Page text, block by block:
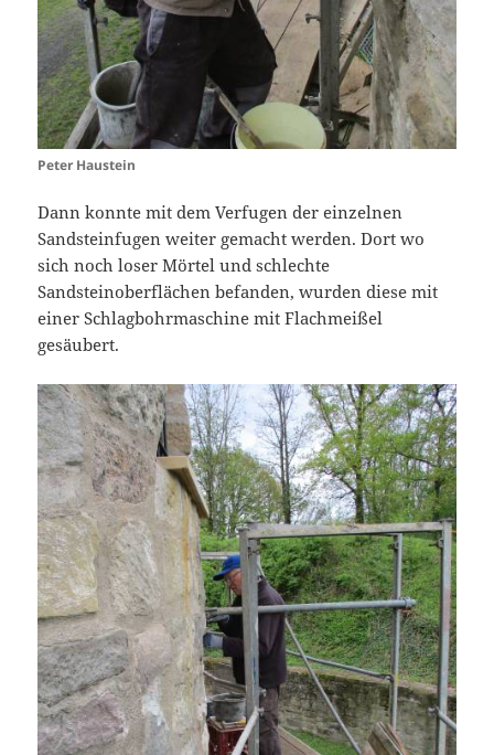
Peter Haustein
Dann konnte mit dem Verfugen der einzelnen
Sandsteinfugen weiter gemacht werden. Dort wo
sich noch loser Mörtel und schlechte
Sandsteinoberflächen befanden, wurden diese mit
einer Schlagbohrmaschine mit Flachmeißel
gesäubert.